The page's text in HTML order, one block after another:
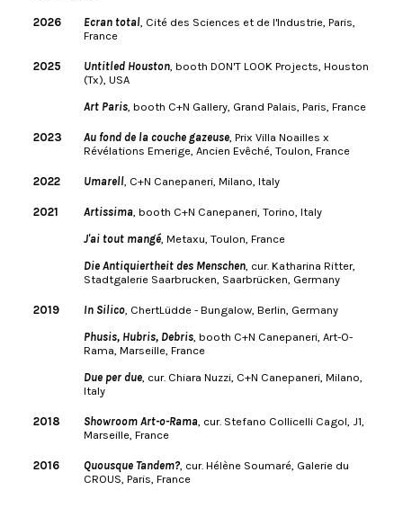
2026 Ecran total, Cité des Sciences et de l'Industrie, Paris,
France
2025 Untitled Houston, booth DON'T LOOK Projects, Houston
(Tx), USA
Art Paris, booth C+N Gallery, Grand Palais, Paris, France
2023 Au fond de la couche gazeuse, Prix Villa Noailles x
Révélations Emerige, Ancien Evêché, Toulon, France
2022 Umarell, C+N Canepaneri, Milano, Italy
2021 Artissima, booth C+N Canepaneri, Torino, Italy
J'ai tout mangé, Metaxu, Toulon, France
Die Antiquiertheit des Menschen, cur. Katharina Ritter,
Stadtgalerie Saarbrucken, Saarbrücken, Germany
2019 In Silico, ChertLüdde - Bungalow, Berlin, Germany
Phusis, Hubris, Debris, booth C+N Canepaneri, Art-O-
Rama, Marseille, France
Due per due, cur. Chiara Nuzzi, C+N Canepaneri, Milano,
Italy
2018 Showroom Art-o-Rama, cur. Stefano Collicelli Cagol, J1,
Marseille, France
2016 Quousque Tandem?, cur. Hélène Soumaré, Galerie du
CROUS, Paris, France